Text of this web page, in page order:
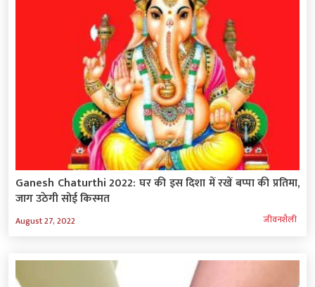
Ganesh Chaturthi 2022: घर की इस दिशा में रखें बप्‍पा की प्रतिमा,
जाग उठेगी सोई किस्मत
August 27, 2022 जीवनशैली